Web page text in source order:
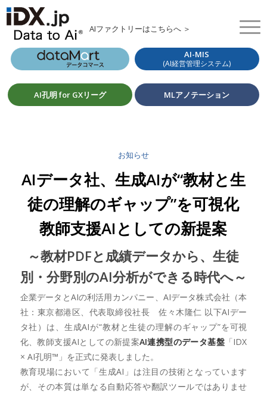
AIファクトリーはこちらへ ＞
AI-MIS
(AI経営管理システム)
AI孔明 for GXリーグ MLアノテーション
お知らせ
AIデータ社、生成AIが“教材と生
徒の理解のギャップ”を可視化
教師支援AIとしての新提案
～教材PDFと成績データから、生徒
別・分野別のAI分析ができる時代へ～
企業データとAIの利活用カンパニー、AIデータ株式会社（本
社：東京都港区、代表取締役社長 佐々木隆仁 以下AIデー
タ社）は、生成AIが“教材と生徒の理解のギャップ”を可視
化、教師支援AIとしての新提案AI連携型のデータ基盤 「IDX
× AI孔明™」を正式に発表しました。
教育現場において「生成AI」は注目の技術となっています
が、その本質は単なる自動応答や翻訳ツールではありませ